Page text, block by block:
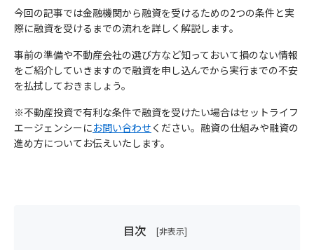
今回の記事では金融機関から融資を受けるための2つの条件と実
際に融資を受けるまでの流れを詳しく解説します。
事前の準備や不動産会社の選び方など知っておいて損のない情報
をご紹介していきますので融資を申し込んでから実行までの不安
を払拭しておきましょう。
※不動産投資で有利な条件で融資を受けたい場合はセットライフ
エージェンシーにお問い合わせ ください。融資の仕組みや融資の
進め方についてお伝えいたします。
目次
の規範を遵守いたします。
当社は、個人情報保護の観点から、お問い合わせ・資料請求・無
みに利用いたします。
①当社事業に関してお問い合わせいただいた内容に回答するた
め。
②当社事業に関してご請求いただいた各種資料を発送するため。
③当社のサービスのご案内・サポート情報をご提供するため。
④当社が委託を受けている保険募集業務およびこれらに付帯・関
お名前
メールアドレス
相続
保険見直し
個人情報のお取り扱いについて
セットライフエージェンシー（以下，「当社」といいます。）
は、本ウェブサイト上で提供するサービス（以下「本サービス」
の信頼をより向上させるため、お客様の個人情報を適正にお取り
メールアドレス 必須
ご希望日時 必須
以下の実施が可能な時間帯からご希望の無料個別セミナー時間
といいます）におけるプライバシー情報の取扱いについて、以下